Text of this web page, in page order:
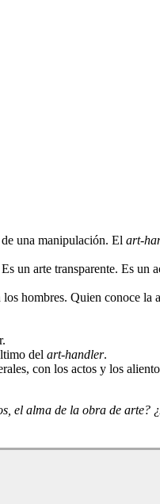
una manipulación. El art-
un arte transparente. Es un
los hombres. Quien conoce
del art-handler.
con los actos y los
el alma de la obra de